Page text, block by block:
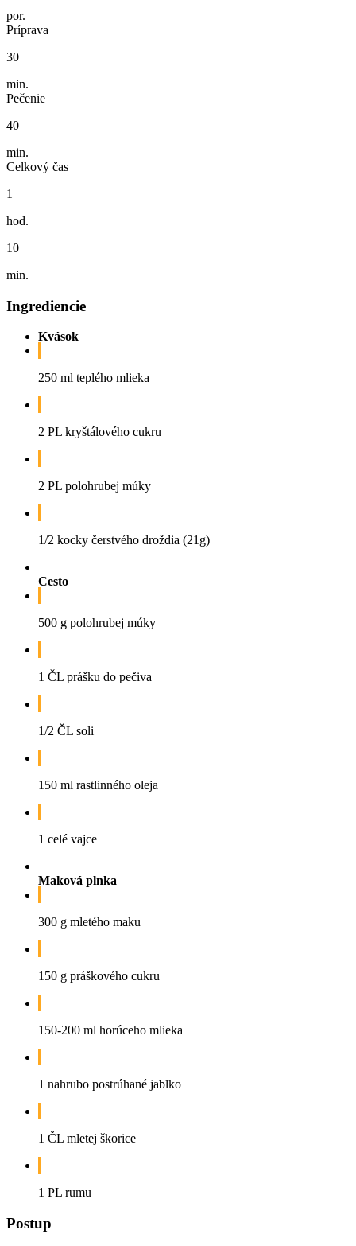
por.
Príprava
30
min.
Pečenie
40
min.
Celkový čas
1
hod.
10
min.
Ingrediencie
Kvások
250 ml teplého mlieka
2 PL kryštálového cukru
2 PL polohrubej múky
1/2 kocky čerstvého droždia (21g)
Cesto
500 g polohrubej múky
1 ČL prášku do pečiva
1/2 ČL soli
150 ml rastlinného oleja
1 celé vajce
Maková plnka
300 g mletého maku
150 g práškového cukru
150-200 ml horúceho mlieka
1 nahrubo postrúhané jablko
1 ČL mletej škorice
1 PL rumu
Postup